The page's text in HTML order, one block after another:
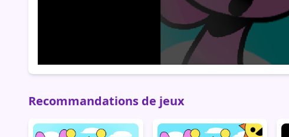
Recommandations de jeux